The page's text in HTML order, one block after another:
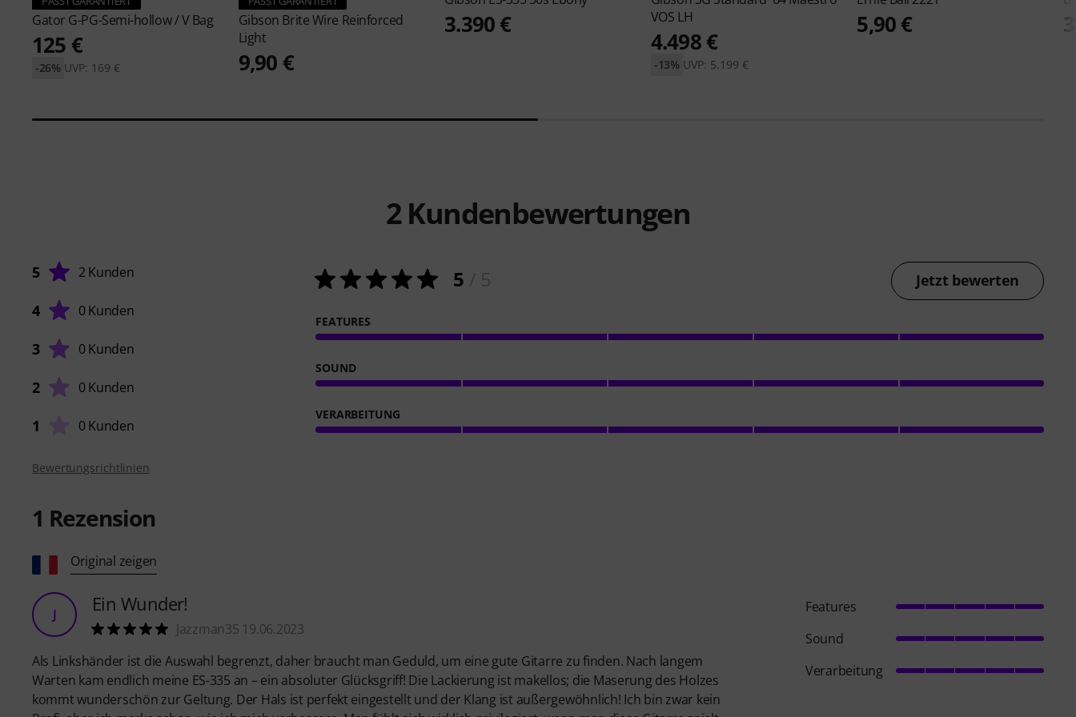
Gator G-PG-Semi-hollow / V Bag
125 €
UVP: 169 €
-26%
Gibson Brite Wire Reinforced
Light
9,90 €
3.390 €
VOS LH
4.498 €
UVP: 5.199 €
-13%
5,90 €
2Kundenbewertungen
5 2 Kunden
4 0 Kunden
3 0 Kunden
2 0 Kunden
1 0 Kunden
5 Jetzt bewerten
FEATURES
SOUND
VERARBEITUNG
Bewertungsrichtlinien
1 Rezension
Original zeigen
J Ein Wunder!
Jazzman35 19.06.2023
Als Linkshänder ist die Auswahl begrenzt, daher braucht man Geduld, um eine gute Gitarre zu finden. Nach langem
Warten kam endlich meine ES-335 an – ein absoluter Glücksgriff! Die Lackierung ist makellos; die Maserung des Holzes
kommt wunderschön zur Geltung. Der Hals ist perfekt eingestellt und der Klang ist außergewöhnlich! Ich bin zwar kein
Features
Sound
Verarbeitung